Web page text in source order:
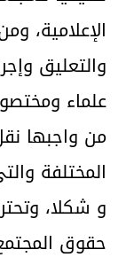
الإعلامية،
والتعليق
علماء
من واجبها
المختلفة
و شكلا،
حقوق